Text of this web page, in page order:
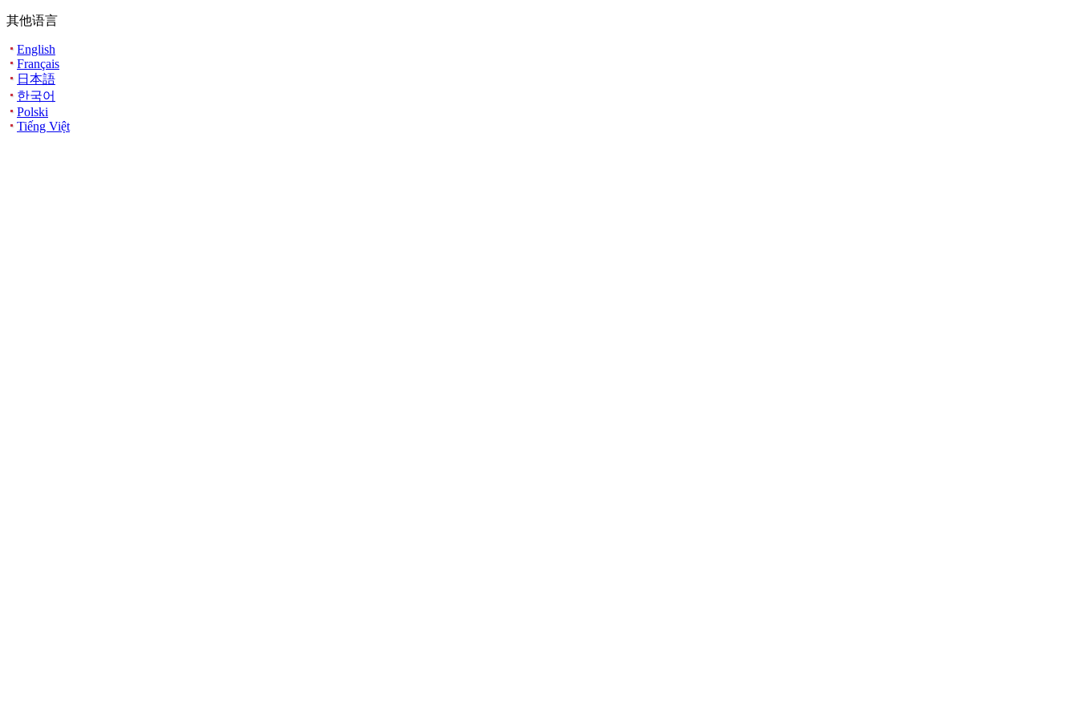
其他语言
English
Français
日本語
한국어
Polski
Tiếng Việt